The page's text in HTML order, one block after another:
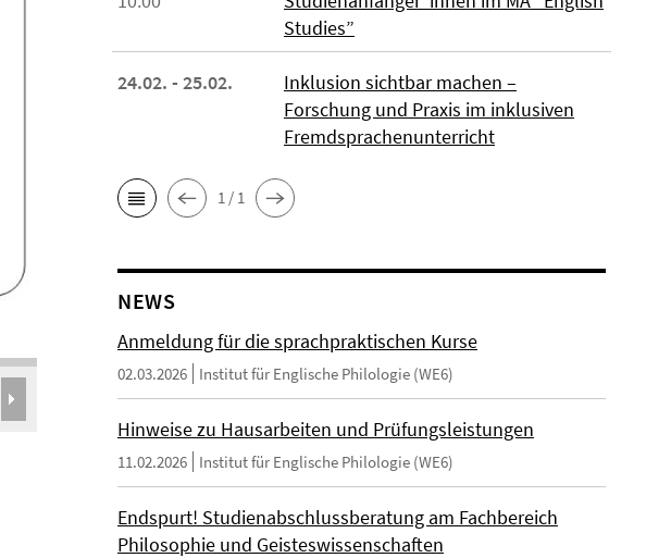
Studies”
24.02. - 25.02.
Inklusion sichtbar machen –
Forschung und Praxis im inklusiven
Fremdsprachenunterricht
1 / 1
NEWS
Anmeldung für die sprachpraktischen Kurse
02.03.2026 Institut für Englische Philologie (WE6)
Hinweise zu Hausarbeiten und Prüfungsleistungen
11.02.2026 Institut für Englische Philologie (WE6)
Endspurt! Studienabschlussberatung am Fachbereich
Philosophie und Geisteswissenschaften